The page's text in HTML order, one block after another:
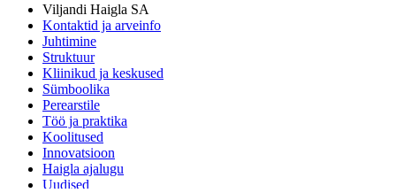
Viljandi Haigla SA
Kontaktid ja arveinfo
Juhtimine
Struktuur
Kliinikud ja keskused
Sümboolika
Perearstile
Töö ja praktika
Koolitused
Innovatsioon
Haigla ajalugu
Uudised